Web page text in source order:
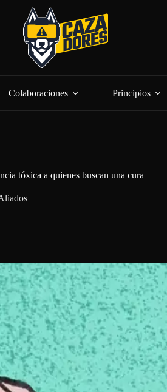
Colaboraciones Principios
tóxica a quienes buscan una cura